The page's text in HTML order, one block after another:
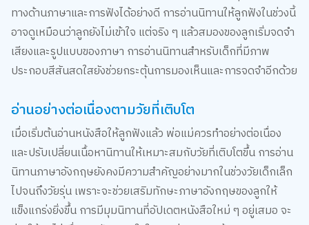
อาจดูเหมือนว่าลูกยังไม่เข้าใจ แต่จริง ๆ แล้วสมองของลูกเริ่มจดจำ
เสียงและรูปแบบของภาษา การอ่านนิทานสำหรับเด็กที่มีภาพ
ประกอบสีสันสดใสยังช่วยกระตุ้นการมองเห็นและการจดจำอีกด้วย
อ่านอย่างต่อเนื่องตามวัยที่เติบโต
เมื่อเริ่มต้นอ่านหนังสือให้ลูกฟังแล้ว พ่อแม่ควรทำอย่างต่อเนื่อง
และปรับเปลี่ยนเนื้อหานิทานให้เหมาะสมกับวัยที่เติบโตขึ้น การอ่าน
นิทานภาษาอังกฤษยังคงมีความสำคัญอย่างมากในช่วงวัยเด็กเล็ก
ไปจนถึงวัยรุ่น เพราะจะช่วยเสริมทักษะภาษาอังกฤษของลูกให้
แข็งแกร่งยิ่งขึ้น การมีมุมนิทานที่อัปเดตหนังสือใหม่ ๆ อยู่เสมอ จะ
ช่วยให้ลูกไม่เบื่อและยังคงสนใจในการอ่านตลอดด้วยนะ